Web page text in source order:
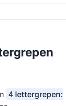
4 lettergrepen: